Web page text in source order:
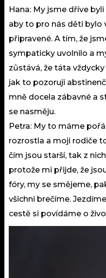
Hana: My jsme dříve
aby to pro nás děti bylo
připravené. A tím, že
sympaticky uvolnilo a
zůstává, že táta
jak to pozoruji
mně docela zábavné a
se nasměju.
Petra: My to máme
rozrostla a moji rodiče
čím jsou starší, tak z
protože mi přijde, že
fóry, my se smějeme,
všichni brečíme.
cestě si povídáme o